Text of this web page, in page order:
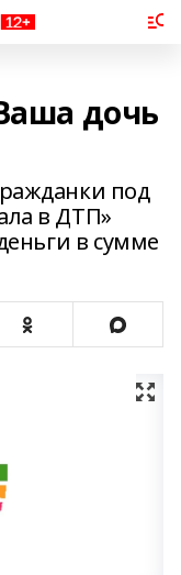
дочь
под
в ДТП»
в сумме